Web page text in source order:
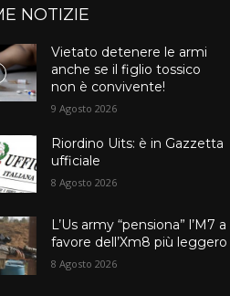
NOTIZIE
Vietato detenere le armi
anche se il figlio tossico
non è convivente!
9 Agosto 2026
Riordino Uits: è in Gazzetta
ufficiale
8 Agosto 2026
L’Us army “pensiona” l’M7 a
favore dell’Xm8 più leggero
8 Agosto 2026